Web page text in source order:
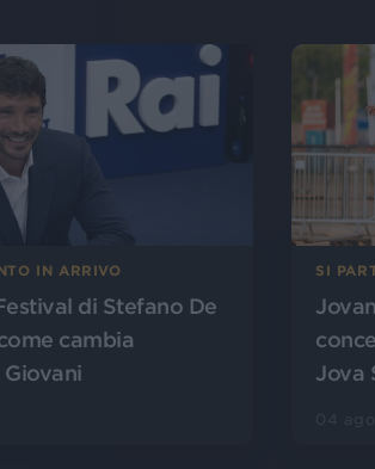
IN ARRIVO
di Stefano De
cambia
SI
Jova